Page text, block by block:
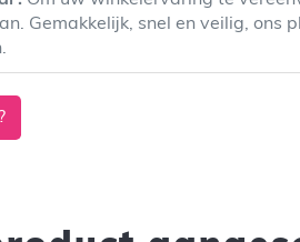
Gemakkelijk, snel en veilig,